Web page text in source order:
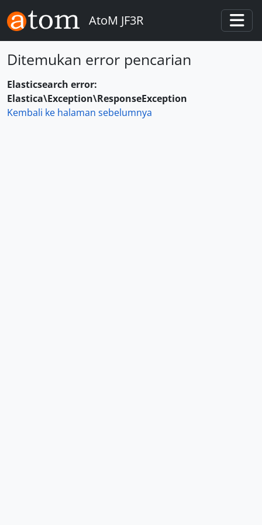
Skip to main content
AtoM JF3R
Ditemukan error pencarian
Elasticsearch error:
Elastica\Exception\ResponseException
Kembali ke halaman sebelumnya